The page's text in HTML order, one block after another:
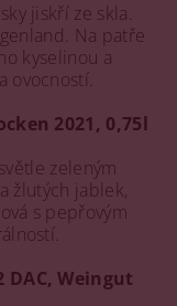
jiskří ze skla.
Na patře
kyselinou a
ovocností.
2021, 0,75l
zeleným
žlutých jablek,
s pepřovým
Weingut